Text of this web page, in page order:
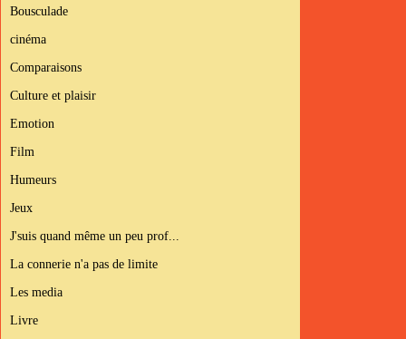
Bousculade
cinéma
Comparaisons
Culture et plaisir
Emotion
Film
Humeurs
Jeux
J'suis quand même un peu prof...
La connerie n'a pas de limite
Les media
Livre